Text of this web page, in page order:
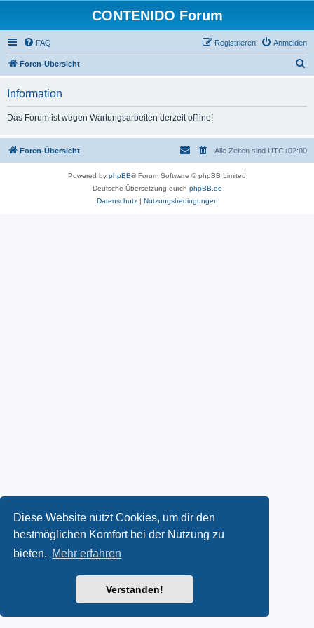
Diese Website nutzt Cookies, um dir den
bestmöglichen Komfort bei der Nutzung zu
bieten. Mehr erfahren
Verstanden!
CONTENIDO Forum
FAQ Anmelden
Registrieren
Foren-Übersicht
Information
Das Forum ist wegen Wartungsarbeiten derzeit offline!
Foren-Übersicht Alle Zeiten sind UTC+02:00
Powered by phpBB® Forum Software © phpBB Limited
Deutsche Übersetzung durch phpBB.de
Datenschutz| Nutzungsbedingungen